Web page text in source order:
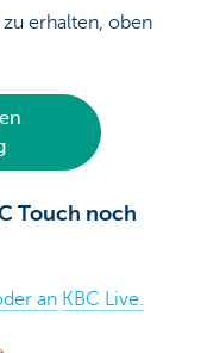
erhalten, oben
Touch noch
an KBC Live.